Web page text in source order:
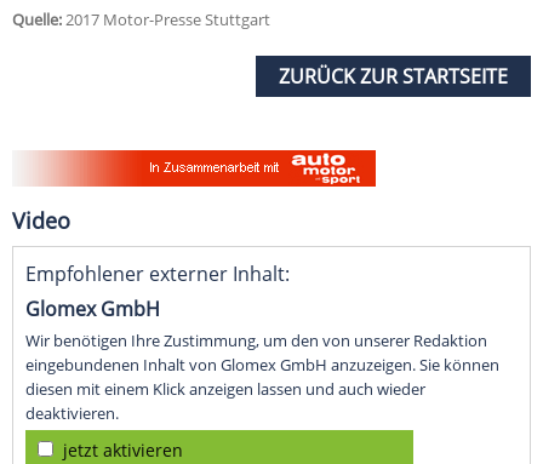
Quelle:2017 Motor-Presse Stuttgart
ZURÜCK ZUR STARTSEITE
Video
Empfohlener externer Inhalt:
Glomex GmbH
Wir benötigen Ihre Zustimmung, um den von unserer Redaktion
eingebundenen Inhalt von Glomex GmbH anzuzeigen. Sie können
diesen mit einem Klick anzeigen lassen und auch wieder
deaktivieren.
jetzt aktivieren